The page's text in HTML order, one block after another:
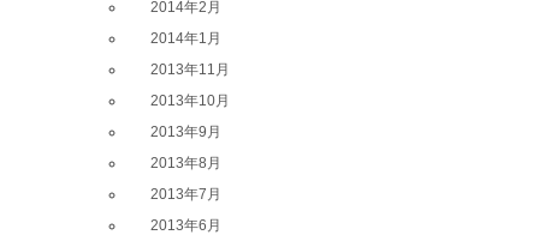
2014年2月
2014年1月
2013年11月
2013年10月
2013年9月
2013年8月
2013年7月
2013年6月